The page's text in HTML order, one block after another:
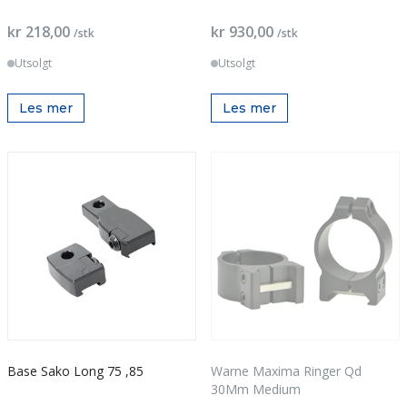
kr 218,00 /stk
Utsolgt
Les mer
kr 930,00 /stk
Utsolgt
Les mer
Base Sako Long 75 ,85
Warne Maxima Ringer Qd
30Mm Medium